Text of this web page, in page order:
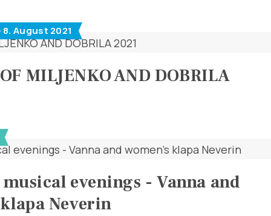
August 2021
MILJENKO AND DOBRILA
evenings - Vanna and
Neverin